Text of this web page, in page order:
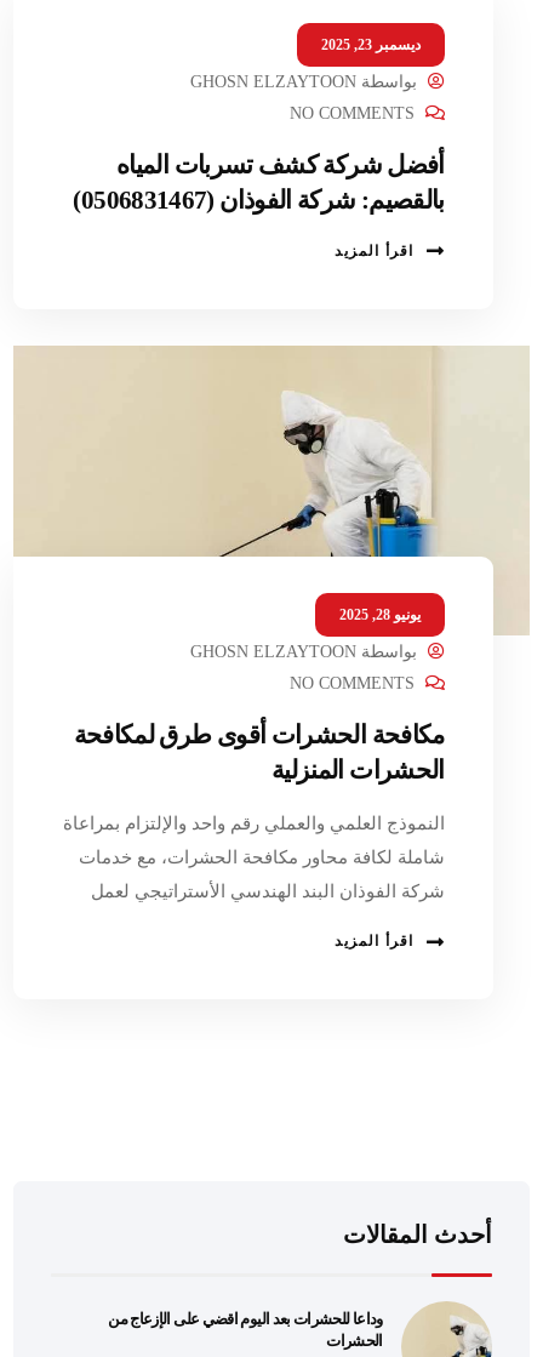
ديسمبر 23, 2025
بواسطةGHOSN ELZAYTOON
NO COMMENTS
أفضل شركة كشف تسربات المياه
بالقصيم: شركة الفوذان (0506831467)
اقرأ المزيد
يونيو 28, 2025
بواسطةGHOSN ELZAYTOON
NO COMMENTS
مكافحة الحشرات أقوى طرق لمكافحة
الحشرات المنزلية
النموذج العلمي والعملي رقم واحد والإلتزام بمراعاة
شاملة لكافة محاور مكافحة الحشرات، مع خدمات
شركة الفوذان البند الهندسي الأستراتيجي لعمل
اقرأ المزيد
أحدث المقالات
وداعا للحشرات بعد اليوم اقضي على الإزعاج من
الحشرات